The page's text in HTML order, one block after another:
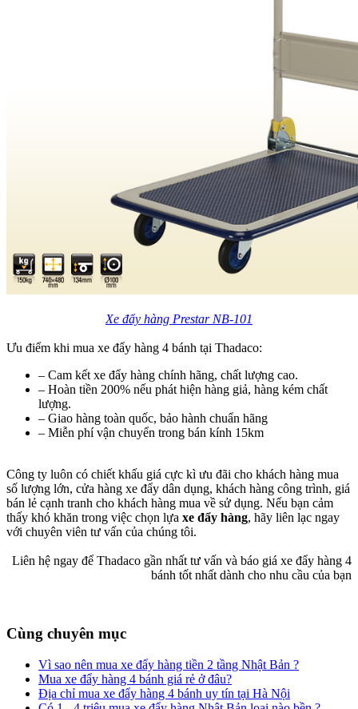
Xe đẩy hàng Prestar NB-101
Ưu điểm khi mua xe đẩy hàng 4 bánh tại Thadaco:
– Cam kết xe đẩy hàng chính hãng, chất lượng cao.
– Hoàn tiền 200% nếu phát hiện hàng giả, hàng kém chất
lượng.
– Giao hàng toàn quốc, bảo hành chuẩn hãng
– Miễn phí vận chuyển trong bán kính 15km
Công ty luôn có chiết khấu giá cực kì ưu đãi cho khách hàng mua
số lượng lớn, cửa hàng xe đẩy dân dụng, khách hàng công trình, giá
bán lẻ cạnh tranh cho khách hàng mua về sử dụng. Nếu bạn cảm
thấy khó khăn trong việc chọn lựa xe đẩy hàng, hãy liên lạc ngay
với chuyên viên tư vấn của chúng tôi.
Liên hệ ngay để Thadaco gần nhất tư vấn và báo giá xe đẩy hàng 4
bánh tốt nhất dành cho nhu cầu của bạn
Cùng chuyên mục
Vì sao nên mua xe đẩy hàng tiền 2 tầng Nhật Bản ?
Mua xe đẩy hàng 4 bánh giá rẻ ở đâu?
Địa chỉ mua xe đẩy hàng 4 bánh uy tín tại Hà Nội